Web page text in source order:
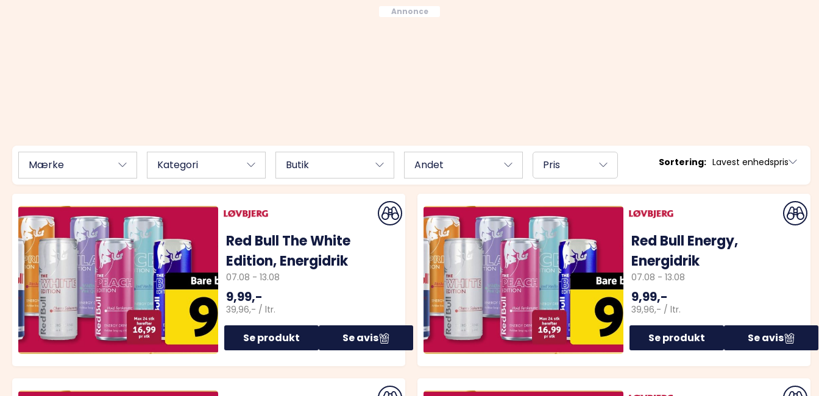
Annonce
Mærke Kategori Butik Andet Pris Sortering: Lavest enhedspris
Red Bull The White
Edition, Energidrik
07.08 - 13.08
9,99,-
39,96,- / ltr.
Se produkt Se avis
Red Bull Energy,
Energidrik
07.08 - 13.08
9,99,-
39,96,- / ltr.
Se produkt Se avis